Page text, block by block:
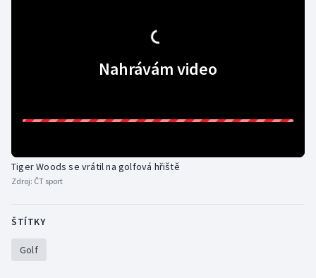
Plážový volejbal
Rychlostní kanoistika
Sportovní střelba
Nahrávám video
Tiger Woods se vrátil na golfová hřiště
Zdroj: ČT sport
ŠTÍTKY
Golf